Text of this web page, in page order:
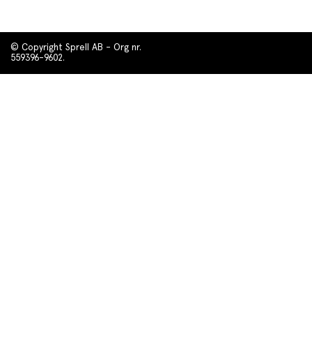
© Copyright Sprell AB - Org nr.
559396-9602.